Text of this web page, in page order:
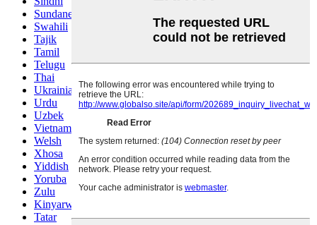
Sundanese
Swahili
Tajik
Tamil
Telugu
Thai
Ukrainian
Urdu
Uzbek
Vietnamese
Welsh
Xhosa
Yiddish
Yoruba
Zulu
Kinyarwanda
Tatar